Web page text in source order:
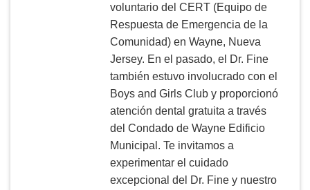
voluntario del CERT (Equipo de
Respuesta de Emergencia de la
Comunidad) en Wayne, Nueva
Jersey. En el pasado, el Dr. Fine
también estuvo involucrado con el
Boys and Girls Club y proporcionó
atención dental gratuita a través
del Condado de Wayne Edificio
Municipal. Te invitamos a
experimentar el cuidado
excepcional del Dr. Fine y nuestro